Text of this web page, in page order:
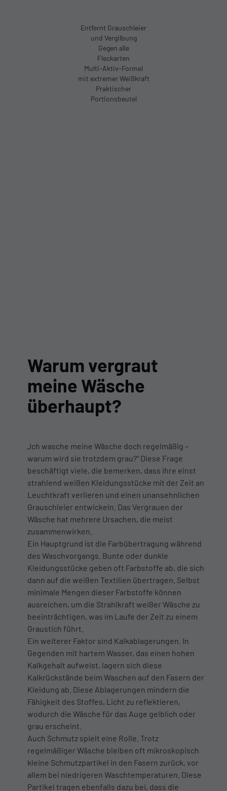
Entfernt Grauschleier
und Vergilbung
Gegen alle
Fleckarten
Multi-Aktiv-Formel
mit extremer Weißkraft
Praktischer
Portionsbeutel
Warum vergraut
meine Wäsche
überhaupt?
„Ich wasche meine Wäsche doch regelmäßig –
warum wird sie trotzdem grau?“ Diese Frage
beschäftigt viele, die bemerken, dass ihre einst
strahlend weißen Kleidungsstücke mit der Zeit an
Leuchtkraft verlieren und einen unansehnlichen
Grauschleier entwickeln. Das Vergrauen der
Wäsche hat mehrere Ursachen, die meist
zusammenwirken.
Ein Hauptgrund ist die Farbübertragung während
des Waschvorgangs. Bunte oder dunkle
Kleidungsstücke geben oft Farbstoffe ab, die sich
dann auf die weißen Textilien übertragen. Selbst
minimale Mengen dieser Farbstoffe können
ausreichen, um die Strahlkraft weißer Wäsche zu
beeinträchtigen, was im Laufe der Zeit zu einem
Graustich führt.
Ein weiterer Faktor sind Kalkablagerungen. In
Gegenden mit hartem Wasser, das einen hohen
Kalkgehalt aufweist, lagern sich diese
Kalkrückstände beim Waschen auf den Fasern der
Kleidung ab. Diese Ablagerungen mindern die
Fähigkeit des Stoffes, Licht zu reflektieren,
wodurch die Wäsche für das Auge gelblich oder
grau erscheint.
Auch Schmutz spielt eine Rolle. Trotz
regelmäßiger Wäsche bleiben oft mikroskopisch
kleine Schmutzpartikel in den Fasern zurück, vor
allem bei niedrigeren Waschtemperaturen. Diese
Partikel tragen ebenfalls dazu bei, dass die